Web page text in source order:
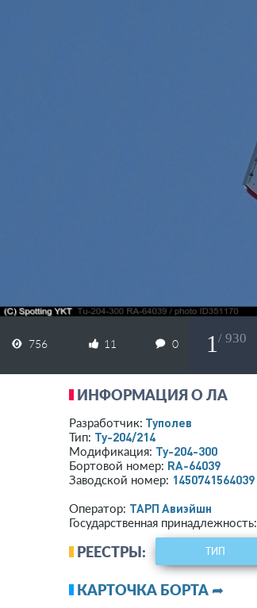
756 11 0 1 / 930
ИНФОРМАЦИЯ О ЛА
Разработчик: Туполев
Тип: Ту-204/214
Модификация: Ту-204-300
Бортовой номер: RA-64039
Заводской номер: 1450741564039
Оператор: ТАРП Авиэйшн
Государственная принадлежность:
РЕЕСТРЫ: ТИП
КАРТОЧКА БОРТА ➦